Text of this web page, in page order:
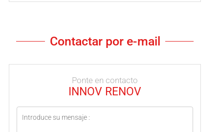
Contactar por e-mail
Ponte en contacto
INNOV RENOV